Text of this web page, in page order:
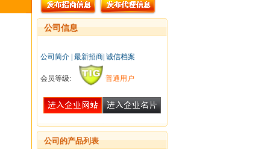
公司信息
公司简介| 最新招商| 诚信档案
会员等级: 普通用户
公司的产品列表